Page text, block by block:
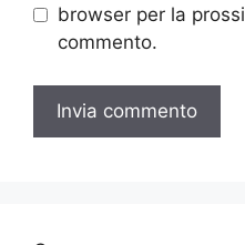
browser per la
commento.